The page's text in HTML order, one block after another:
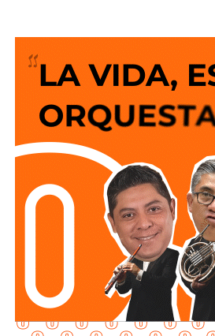
ejecutado por personal operativo
con la dependencia, la acción penal
exfuncionario estatal se sustentó
nuevo modelo de
” desarrollado con el objetivo de
procesales que permitan el
hechos.